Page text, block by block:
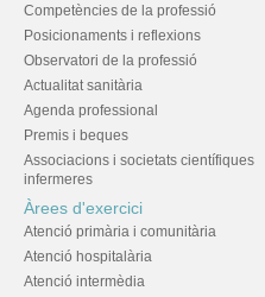
Competències de la professió
Posicionaments i reflexions
Observatori de la professió
Actualitat sanitària
Agenda professional
Premis i beques
Associacions i societats científiques
infermeres
Àrees d'exercici
Atenció primària i comunitària
Atenció hospitalària
Atenció intermèdia